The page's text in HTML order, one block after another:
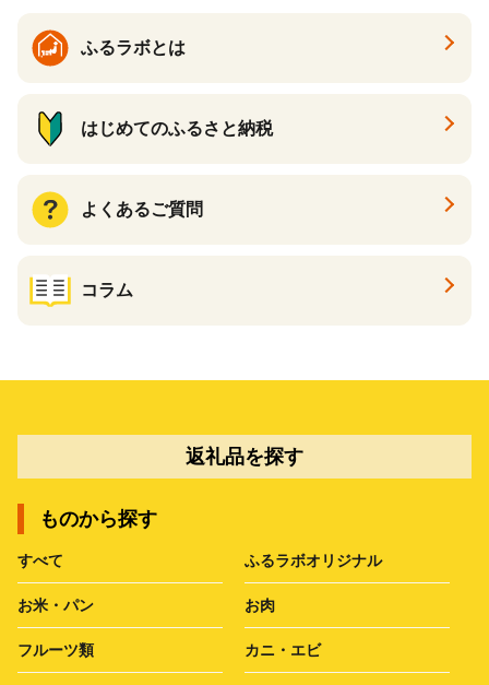
ふるラボとは
はじめてのふるさと納税
よくあるご質問
コラム
返礼品を探す
ものから探す
すべて ふるラボオリジナル
お米・パン お肉
フルーツ類 カニ・エビ